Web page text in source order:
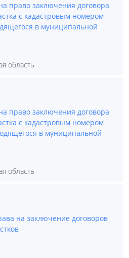
право заключения договора
с кадастровым номером
в муниципальной
область
право заключения договора
с кадастровым номером
в муниципальной
область
на заключение договоров